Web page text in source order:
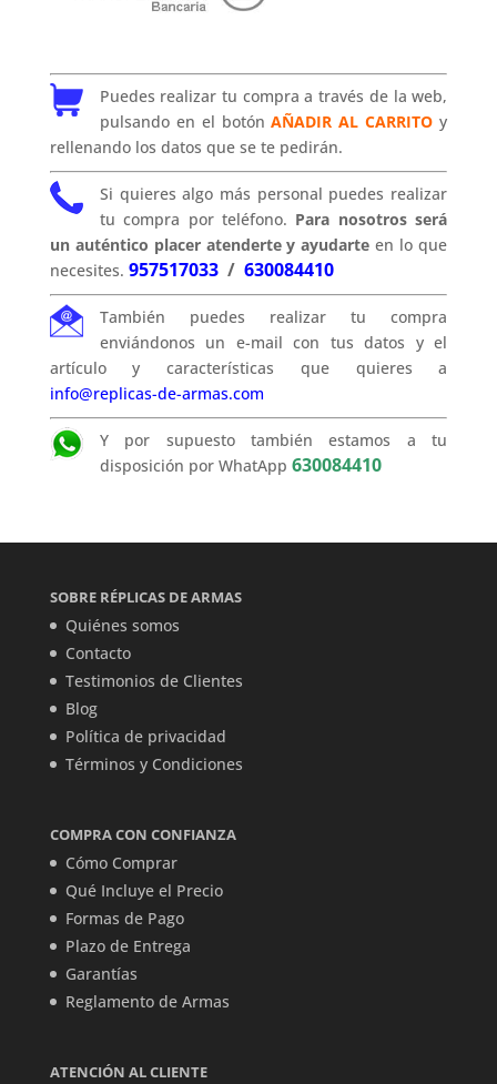
Puedes realizar tu compra a través de la web,
pulsando en el botónAÑADIR AL CARRITO y
rellenando los datos que se te pedirán.
Si quieres algo más personal puedes realizar
tu compra por teléfono. Para nosotros será
un auténtico placer atenderte y ayudarte en lo que
necesites. 957517033/ 630084410
También puedes realizar tu compra
enviándonos un e-mail con tus datos y el
artículo y características que quieres a
info@replicas-de-armas.com
Y por supuesto también estamos a tu
disposición por WhatApp 630084410
SOBRE RÉPLICAS DE ARMAS
Quiénes somos
Contacto
Testimonios de Clientes
Blog
Política de privacidad
Términos y Condiciones
COMPRA CON CONFIANZA
Cómo Comprar
Qué Incluye el Precio
Formas de Pago
Plazo de Entrega
Garantías
Reglamento de Armas
ATENCIÓN AL CLIENTE